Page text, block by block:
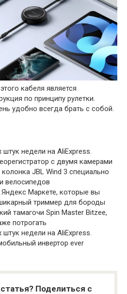
кабеля является
по принципу рулетки.
удобно всегда брать с собой.
недели на AliExpress.
с двумя камерами
JBL Wind 3 специально
велосипедов
Маркете, которые вы
триммер для бороды
тамагочи Spin Master Bitzee,
потрогать
недели на AliExpress.
инвертор ever
Поделиться с